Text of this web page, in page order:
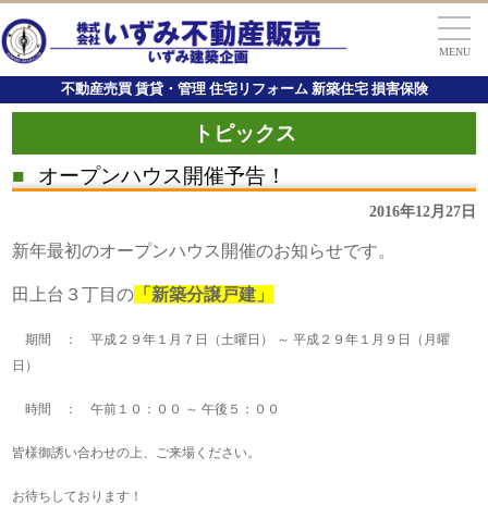
MENU
不動産売買 賃貸・管理 住宅リフォーム 新築住宅 損害保険
トピックス
■
オープンハウス開催予告！
2016年12月27日
新年最初のオープンハウス開催のお知らせです。
田上台３丁目の 「新築分譲戸建」
期間 ： 平成２９年１月７日（土曜日） ～ 平成２９年１月９日（月曜
日）
時間 ： 午前１０：００ ～ 午後５：００
皆様御誘い合わせの上、ご来場ください。
お待ちしております！